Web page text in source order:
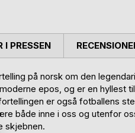
på norsk om den
epos, og er en hyllest
er også fotballens
både inne i oss og utenfor
skjebnen.
I PRESSEN